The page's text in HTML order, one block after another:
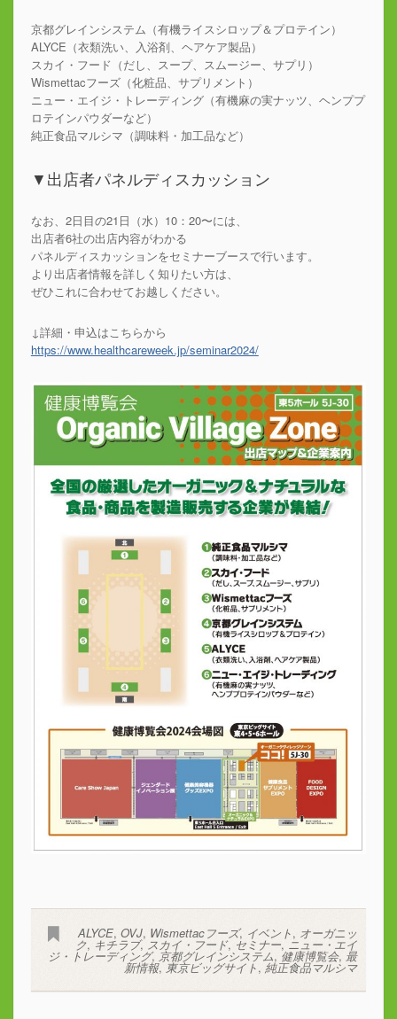
京都グレインシステム（有機ライスシロップ＆プロテイン）
ALYCE（衣類洗い、入浴剤、ヘアケア製品）
スカイ・フード（だし、スープ、スムージー、サプリ）
Wismettacフーズ（化粧品、サプリメント）
ニュー・エイジ・トレーディング（有機麻の実ナッツ、ヘンププ
ロテインパウダーなど）
純正食品マルシマ（調味料・加工品など）
▼出店者パネルディスカッション
なお、2日目の21日（水）10：20〜には、
出店者6社の出店内容がわかる
パネルディスカッションをセミナーブースで行います。
より出店者情報を詳しく知りたい方は、
ぜひこれに合わせてお越しください。
↓詳細・申込はこちらから
https://www.healthcareweek.jp/seminar2024/
ALYCE,OVJ, Wismettacフーズ, イベント, オーガニッ
ク, キチラブ, スカイ・フード, セミナー, ニュー・エイ
ジ・トレーディング, 京都グレインシステム, 健康博覧会, 最
新情報,東京ビッグサイト,純正食品マルシマ